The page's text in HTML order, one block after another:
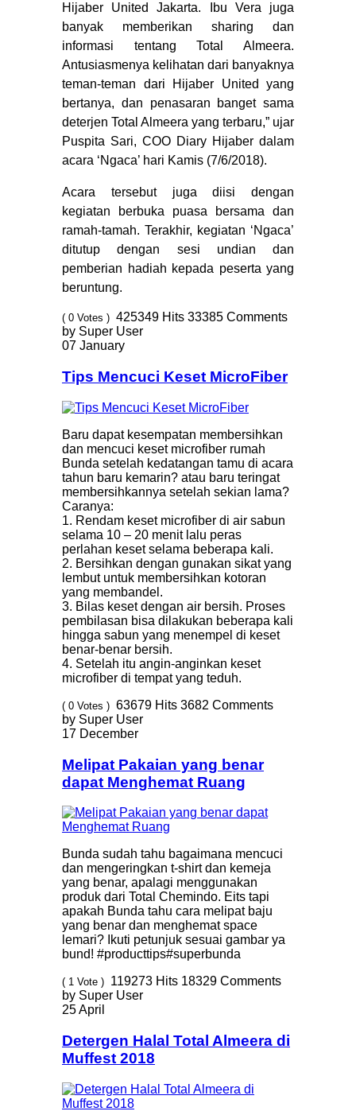
Hijaber United Jakarta. Ibu Vera juga
banyak memberikan sharing dan
informasi tentang Total Almeera.
Antusiasmenya kelihatan dari banyaknya
teman-teman dari Hijaber United yang
bertanya, dan penasaran banget sama
deterjen Total Almeera yang terbaru,” ujar
Puspita Sari, COO Diary Hijaber dalam
acara ‘Ngaca’ hari Kamis (7/6/2018).
Acara tersebut juga diisi dengan
kegiatan berbuka puasa bersama dan
ramah-tamah. Terakhir, kegiatan ‘Ngaca’
ditutup dengan sesi undian dan
pemberian hadiah kepada peserta yang
beruntung.
( 0 Votes ) 425349 Hits 33385 Comments
by Super User
07 January
Tips Mencuci Keset MicroFiber
Baru dapat kesempatan membersihkan
dan mencuci keset microfiber rumah
Bunda setelah kedatangan tamu di acara
tahun baru kemarin? atau baru teringat
membersihkannya setelah sekian lama?
Caranya:
1. Rendam keset microfiber di air sabun
selama 10 – 20 menit lalu peras
perlahan keset selama beberapa kali.
2. Bersihkan dengan gunakan sikat yang
lembut untuk membersihkan kotoran
yang membandel.
3. Bilas keset dengan air bersih. Proses
pembilasan bisa dilakukan beberapa kali
hingga sabun yang menempel di keset
benar-benar bersih.
4. Setelah itu angin-anginkan keset
microfiber di tempat yang teduh.
( 0 Votes ) 63679 Hits 3682 Comments
by Super User
17 December
Melipat Pakaian yang benar
dapat Menghemat Ruang
Bunda sudah tahu bagaimana mencuci
dan mengeringkan t-shirt dan kemeja
yang benar, apalagi menggunakan
produk dari Total Chemindo. Eits tapi
apakah Bunda tahu cara melipat baju
yang benar dan menghemat space
lemari? Ikuti petunjuk sesuai gambar ya
bund! #producttips#superbunda
( 1 Vote ) 119273 Hits 18329 Comments
by Super User
25 April
Detergen Halal Total Almeera di
Muffest 2018